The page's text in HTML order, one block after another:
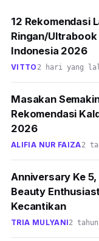
12 Rekomendasi
Ringan/Ultrabook
Indonesia 2026
VITTO 2 hari yang
Masakan
Rekomendasi
2026
ALIFIA NUR FAIZA2
Anniversary Ke
Beauty
Kecantikan
TRIA MULYANI2